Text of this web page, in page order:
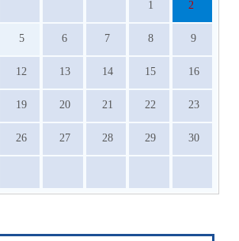
1 2
5 6 7 8 9
12 13 14 15 16
19 20 21 22 23
26 27 28 29 30